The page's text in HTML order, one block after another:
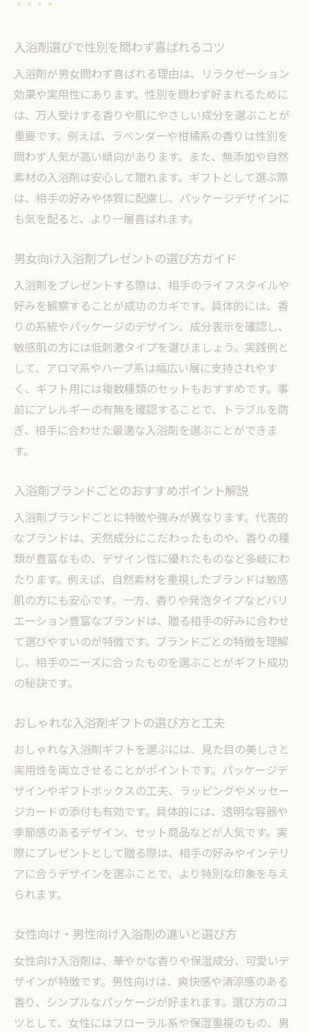
方法
センスが光る入浴剤ギフト選びのコツ
入浴剤ブランドで差をつけるプレゼント術
おしゃれな入浴剤がギフトに最適な理由を
解説
入浴剤ギフトの組み合わせアイデア集
贈る相手別に選ぶ入浴剤のおすすめポイン
入浴剤プレゼントで心に残る贈り物を演出
する
入浴剤が贈り物に選ばれる納得のポイント
入浴剤が性別問わず選ばれる理由を再確認
入浴剤ギフトのマナーと注意点を押さえる
プレゼントに適した入浴剤の最終チェック
項目
入浴剤プレゼントで失礼にならない贈り方
ト
入浴剤が贈答品として重宝される理由を解
説
入浴剤選びで性別を問わず喜ばれるコツ
入浴剤が男女問わず喜ばれる理由は、リラクゼーション
効果や実用性にあります。性別を問わず好まれるために
は、万人受けする香りや肌にやさしい成分を選ぶことが
重要です。例えば、ラベンダーや柑橘系の香りは性別を
問わず人気が高い傾向があります。また、無添加や自然
素材の入浴剤は安心して贈れます。ギフトとして選ぶ際
は、相手の好みや体質に配慮し、パッケージデザインに
も気を配ると、より一層喜ばれます。
男女向け入浴剤プレゼントの選び方ガイド
入浴剤をプレゼントする際は、相手のライフスタイルや
好みを観察することが成功のカギです。具体的には、香
りの系統やパッケージのデザイン、成分表示を確認し、
敏感肌の方には低刺激タイプを選びましょう。実践例と
して、アロマ系やハーブ系は幅広い層に支持されやす
く、ギフト用には複数種類のセットもおすすめです。事
前にアレルギーの有無を確認することで、トラブルを防
ぎ、相手に合わせた最適な入浴剤を選ぶことができま
す。
入浴剤ブランドごとのおすすめポイント解説
入浴剤ブランドごとに特徴や強みが異なります。代表的
なブランドは、天然成分にこだわったものや、香りの種
類が豊富なもの、デザイン性に優れたものなど多岐にわ
たります。例えば、自然素材を重視したブランドは敏感
肌の方にも安心です。一方、香りや発泡タイプなどバリ
エーション豊富なブランドは、贈る相手の好みに合わせ
て選びやすいのが特徴です。ブランドごとの特徴を理解
し、相手のニーズに合ったものを選ぶことがギフト成功
の秘訣です。
おしゃれな入浴剤ギフトの選び方と工夫
おしゃれな入浴剤ギフトを選ぶには、見た目の美しさと
実用性を両立させることがポイントです。パッケージデ
ザインやギフトボックスの工夫、ラッピングやメッセー
ジカードの添付も有効です。具体的には、透明な容器や
季節感のあるデザイン、セット商品などが人気です。実
際にプレゼントとして贈る際は、相手の好みやインテリ
アに合うデザインを選ぶことで、より特別な印象を与え
られます。
女性向け・男性向け入浴剤の違いと選び方
女性向け入浴剤は、華やかな香りや保湿成分、可愛いデ
ザインが特徴です。男性向けは、爽快感や清涼感のある
香り、シンプルなパッケージが好まれます。選び方のコ
ツとして、女性にはフローラル系や保湿重視のもの、男